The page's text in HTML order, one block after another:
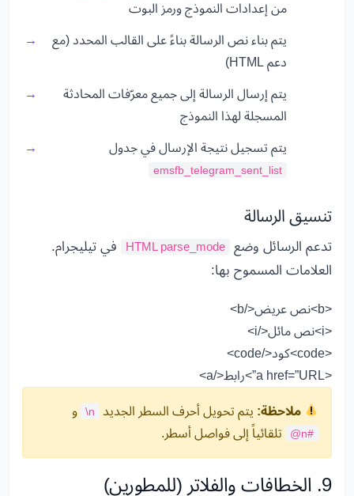
من إعدادات النموذج ورمز البوت
يتم بناء نص الرسالة بناءً على القالب المحدد (مع
دعم HTML)
يتم إرسال الرسالة إلى جميع معرّفات المحادثة
المسجلة لهذا النموذج
يتم تسجيل نتيجة الإرسال في جدول
emsfb_telegram_sent_list
تنسيق الرسالة
تدعم الرسائل وضع HTML parse_mode
في تيليجرام.
العلامات المسموح بها:
<b>نص عريض</b>
<i>نص مائل</i>
<code>كود</code>
<a href=”URL”>رابط</a>
ملاحظة: يتم تحويل أحرف السطر الجديد \n و
@n# تلقائياً إلى فواصل أسطر.
9. الخطافات والفلاتر (للمطورين)